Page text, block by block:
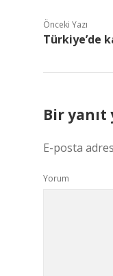
Önceki Yazı
Türkiye’de
Bir yanıt
E-posta
Yorum